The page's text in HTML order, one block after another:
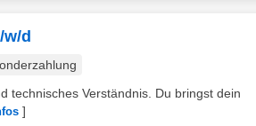
d
technisches Verständnis. Du bringst dein
]